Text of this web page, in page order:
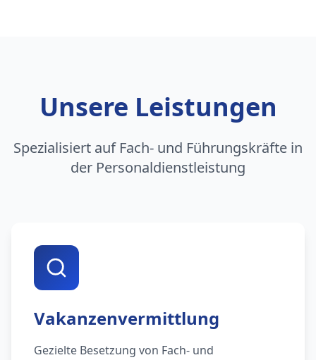
Unsere Leistungen
Spezialisiert auf Fach- und Führungskräfte in
der Personaldienstleistung
Vakanzenvermittlung
Gezielte Besetzung von Fach- und